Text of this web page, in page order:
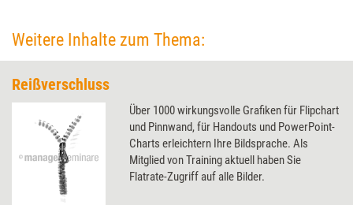
Weitere Inhalte zum Thema:
Reißverschluss
Über 1000 wirkungsvolle Grafiken für Flipchart
und Pinnwand, für Handouts und PowerPoint-
Charts erleichtern Ihre Bildsprache. Als
Mitglied von Training aktuell haben Sie
Flatrate-Zugriff auf alle Bilder.